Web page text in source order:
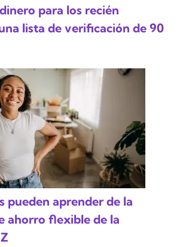
para los recién
lista de verificación de 90
pueden aprender de la
ahorro flexible de la